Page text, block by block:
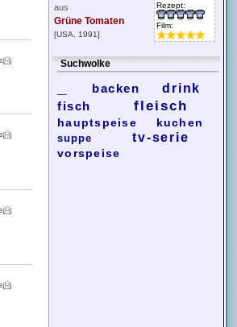
Rezept:
Film:
aus
Grüne Tomaten
[USA, 1991]
Suchwolke
backen
drink
fisch
fleisch
hauptspeise kuchen
suppe tv-serie
vorspeise